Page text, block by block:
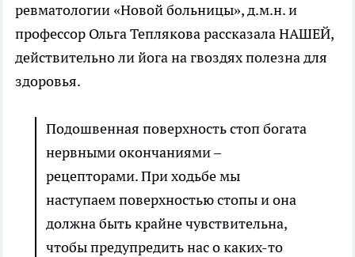
ревматологии «Новой больницы», д.м.н. и
профессор Ольга Теплякова рассказала НАШЕЙ,
действительно ли йога на гвоздях полезна для
здоровья.
Подошвенная поверхность стоп богата
нервными окончаниями –
рецепторами. При ходьбе мы
наступаем поверхностью стопы и она
должна быть крайне чувствительна,
чтобы предупредить нас о каких-то